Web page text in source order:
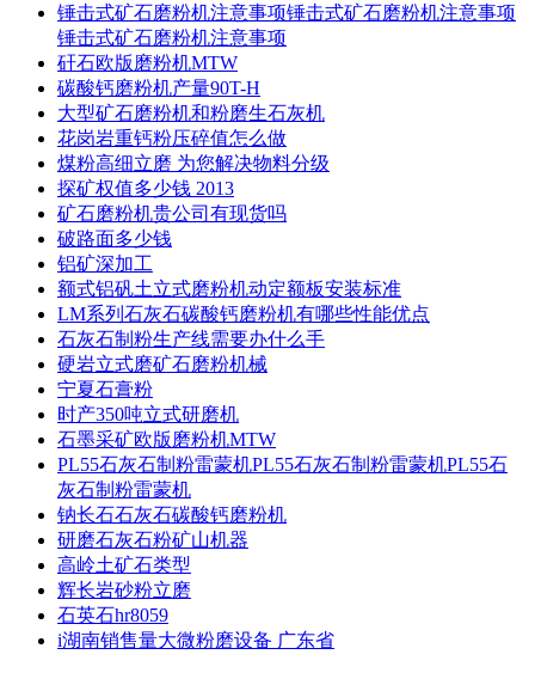
锤击式矿石磨粉机注意事项锤击式矿石磨粉机注意事项
锤击式矿石磨粉机注意事项
矸石欧版磨粉机MTW
碳酸钙磨粉机产量90T-H
大型矿石磨粉机和粉磨生石灰机
花岗岩重钙粉压碎值怎么做
煤粉高细立磨 为您解决物料分级
探矿权值多少钱 2013
矿石磨粉机贵公司有现货吗
破路面多少钱
铝矿深加工
额式铝矾土立式磨粉机动定额板安装标准
LM系列石灰石碳酸钙磨粉机有哪些性能优点
石灰石制粉生产线需要办什么手
硬岩立式磨矿石磨粉机械
宁夏石膏粉
时产350吨立式研磨机
石墨采矿欧版磨粉机MTW
PL55石灰石制粉雷蒙机PL55石灰石制粉雷蒙机PL55石
灰石制粉雷蒙机
钠长石石灰石碳酸钙磨粉机
研磨石灰石粉矿山机器
高岭土矿石类型
辉长岩砂粉立磨
石英石hr8059
i湖南销售量大微粉磨设备 广东省